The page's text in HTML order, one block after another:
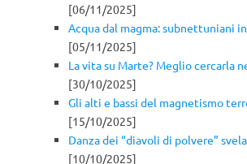
[06/11/2025]
Acqua dal magma: subnettuniani
[05/11/2025]
La vita su Marte? Meglio cercarla
[30/10/2025]
Gli alti e bassi del magnetismo
[15/10/2025]
Danza dei “diavoli di polvere”
[10/10/2025]